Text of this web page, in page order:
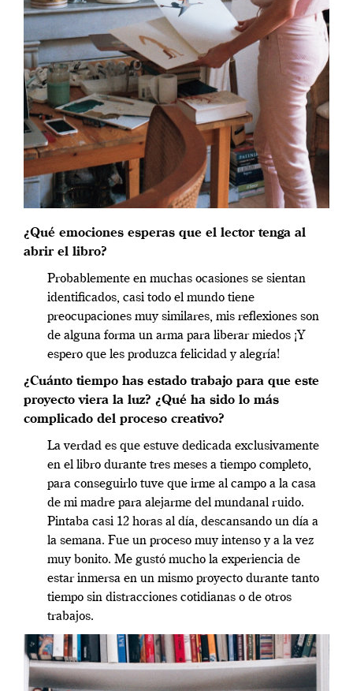
¿Qué emociones esperas que el lector tenga al
abrir el libro?
Probablemente en muchas ocasiones se sientan
identificados, casi todo el mundo tiene
preocupaciones muy similares, mis reflexiones son
de alguna forma un arma para liberar miedos ¡Y
espero que les produzca felicidad y alegría!
¿Cuánto tiempo has estado trabajo para que este
proyecto viera la luz? ¿Qué ha sido lo más
complicado del proceso creativo?
La verdad es que estuve dedicada exclusivamente
en el libro durante tres meses a tiempo completo,
para conseguirlo tuve que irme al campo a la casa
de mi madre para alejarme del mundanal ruido.
Pintaba casi 12 horas al día, descansando un día a
la semana. Fue un proceso muy intenso y a la vez
muy bonito. Me gustó mucho la experiencia de
estar inmersa en un mismo proyecto durante tanto
tiempo sin distracciones cotidianas o de otros
trabajos.